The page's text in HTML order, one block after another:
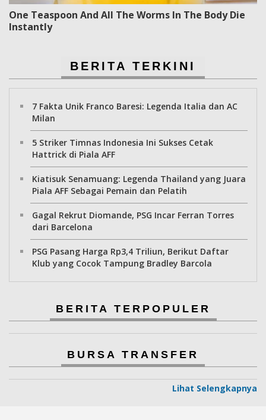
One Teaspoon And All The Worms In The Body Die
Instantly
BERITA TERKINI
7 Fakta Unik Franco Baresi: Legenda Italia dan AC
Milan
5 Striker Timnas Indonesia Ini Sukses Cetak
Hattrick di Piala AFF
Kiatisuk Senamuang: Legenda Thailand yang Juara
Piala AFF Sebagai Pemain dan Pelatih
Gagal Rekrut Diomande, PSG Incar Ferran Torres
dari Barcelona
PSG Pasang Harga Rp3,4 Triliun, Berikut Daftar
Klub yang Cocok Tampung Bradley Barcola
BERITA TERPOPULER
BURSA TRANSFER
Lihat Selengkapnya